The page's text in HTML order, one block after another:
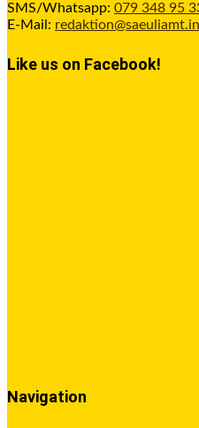
SMS/Whatsapp: 079 348 95
E-Mail:
Like us on Facebook!
Navigation